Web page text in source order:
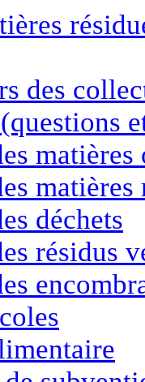
des
matières
matières
déchets
résidus